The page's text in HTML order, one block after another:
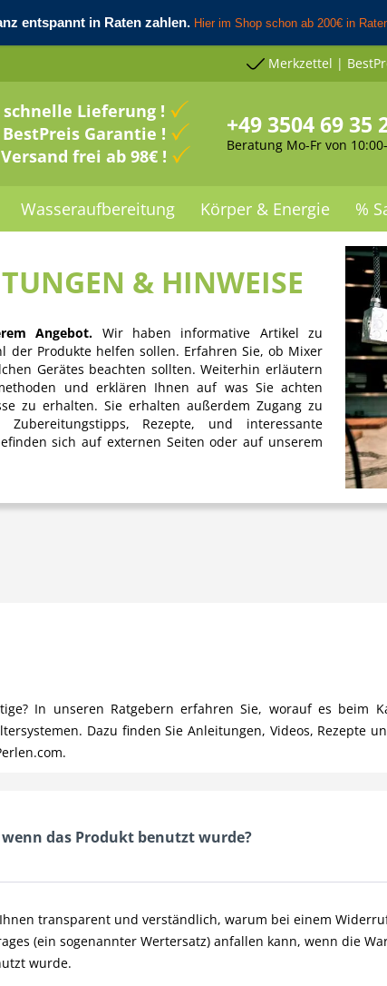
Merkzettel |
schnelle Lieferung !
BestPreis Garantie !
Versand frei ab 98€ !
+49 3504 69 35
Beratung Mo-Fr von
Wasseraufbereitung Körper & Energie %
& HINWEISE
Angebot. Wir haben informative Artikel zu
der Produkte helfen sollen. Erfahren Sie, ob Mixer
Gerätes beachten sollten. Weiterhin erläutern
und erklären Ihnen auf was Sie achten
zu erhalten. Sie erhalten außerdem Zugang zu
Rezepte, und interessante
sich auf externen Seiten oder auf unserem
In unseren Ratgebern erfahren Sie, worauf es beim
Dazu finden Sie Anleitungen, Videos, Rezepte
das Produkt benutzt wurde?
transparent und verständlich, warum bei einem
(ein sogenannter Wertersatz) anfallen kann, wenn die
wurde.